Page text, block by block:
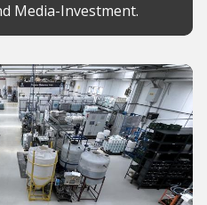
Media-Investment.